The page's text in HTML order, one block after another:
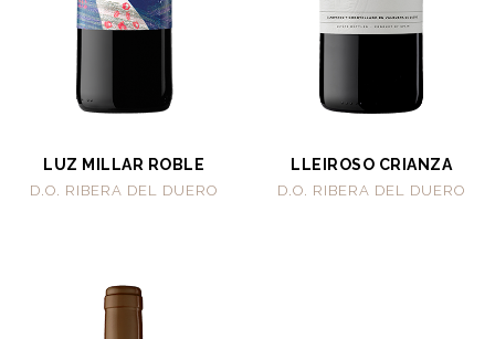
LUZ MILLAR ROBLE
D.O. RIBERA DEL DUERO
LLEIROSO CRIANZA
D.O. RIBERA DEL DUERO